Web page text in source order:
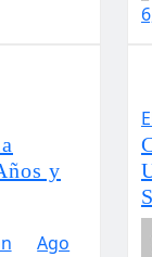
y
Ago